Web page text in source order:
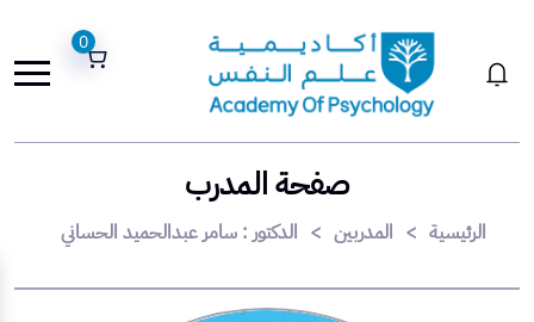
0
صفحة المدرب
الرئيسية > المدربين > الدكتور : سامر عبدالحميد الحساني